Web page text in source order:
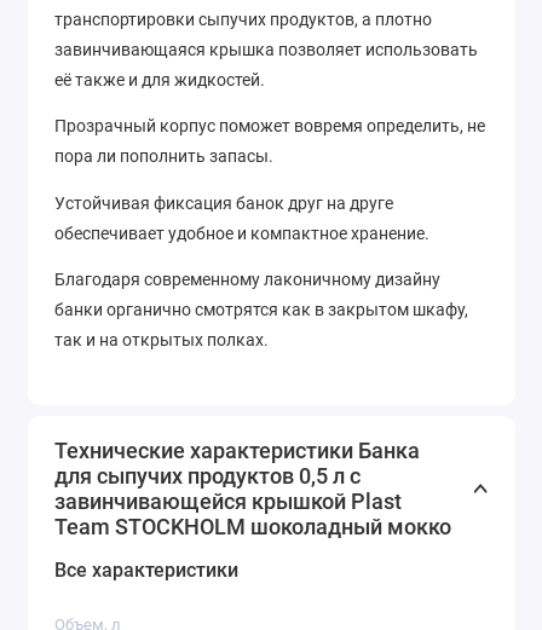
транспортировки сыпучих продуктов, а плотно
завинчивающаяся крышка позволяет использовать
её также и для жидкостей.
Прозрачный корпус поможет вовремя определить, не
пора ли пополнить запасы.
Устойчивая фиксация банок друг на друге
обеспечивает удобное и компактное хранение.
Благодаря современному лаконичному дизайну
банки органично смотрятся как в закрытом шкафу,
так и на открытых полках.
Технические характеристики Банка
для сыпучих продуктов 0,5 л с
завинчивающейся крышкой Plast
Team STOCKHOLM шоколадный мокко
Все характеристики
Объем, л